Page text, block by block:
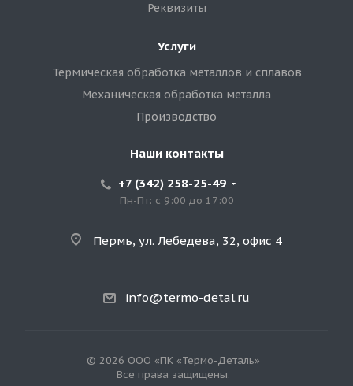
Реквизиты
Услуги
Термическая обработка металлов и сплавов
Механическая обработка металла
Производство
Наши контакты
+7 (342) 258-25-49
Пн-Пт: с 9:00 до 17:00
Пермь, ул. Лебедева, 32, офис 4
info@termo-detal.ru
© 2026 ООО «ПК «Термо-Деталь»
Все права защищены.